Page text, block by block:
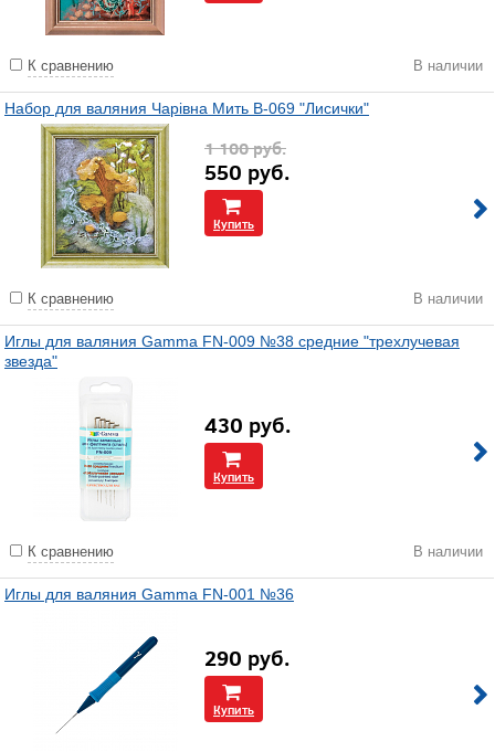
К сравнению В наличии
Набор для валяния Чарiвна Мить В-069 "Лисички"
1 100руб.
550 руб.
Купить
К сравнению В наличии
Иглы для валяния Gamma FN-009 №38 средние "трехлучевая
звезда"
430 руб.
Купить
К сравнению В наличии
Иглы для валяния Gamma FN-001 №36
290 руб.
Купить